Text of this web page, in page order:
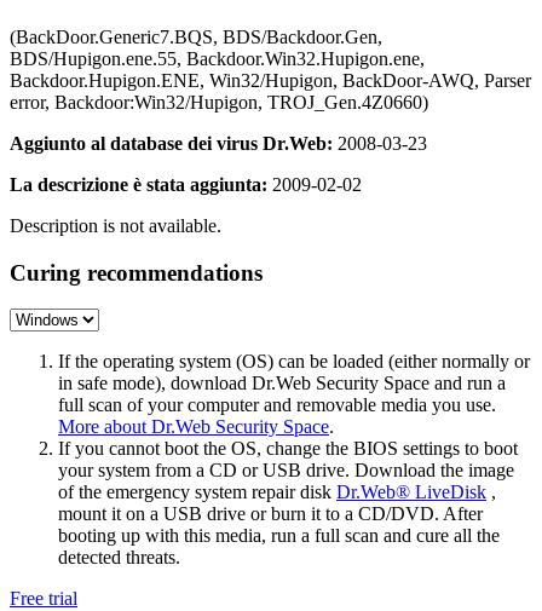
(BackDoor.Generic7.BQS, BDS/Backdoor.Gen,
BDS/Hupigon.ene.55, Backdoor.Win32.Hupigon.ene,
Backdoor.Hupigon.ENE, Win32/Hupigon, BackDoor-AWQ, Parser
error, Backdoor:Win32/Hupigon, TROJ_Gen.4Z0660)
Aggiunto al database dei virus Dr.Web: 2008-03-23
La descrizione è stata aggiunta: 2009-02-02
Description is not available.
Curing recommendations
If the operating system (OS) can be loaded (either normally or
in safe mode), download Dr.Web Security Space and run a
full scan of your computer and removable media you use.
More about Dr.Web Security Space.
If you cannot boot the OS, change the BIOS settings to boot
your system from a CD or USB drive. Download the image
of the emergency system repair disk Dr.Web® LiveDisk ,
mount it on a USB drive or burn it to a CD/DVD. After
booting up with this media, run a full scan and cure all the
detected threats.
Free trial